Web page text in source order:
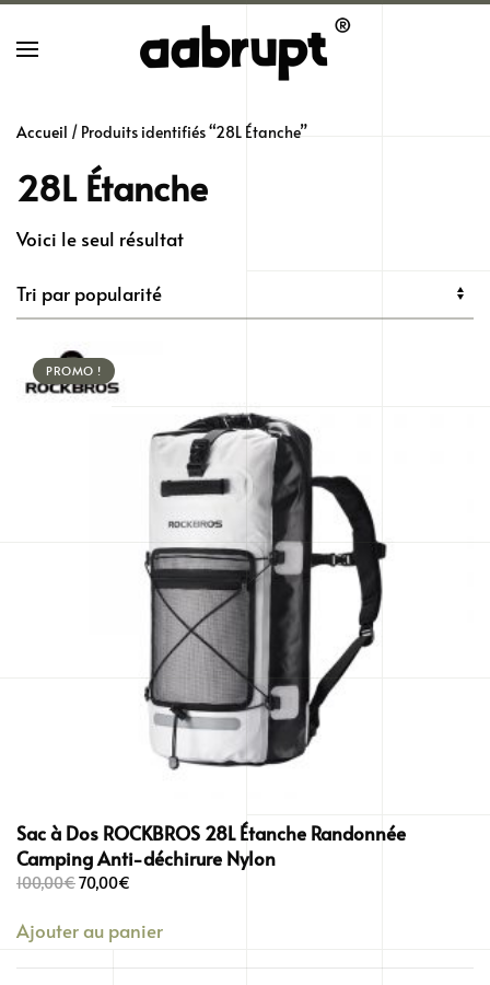
main
content
Accueil / Produits identifiés “28L Étanche”
28L Étanche
Voici le seul résultat
PROMO !
Sac à Dos ROCKBROS 28L Étanche Randonnée
Camping Anti-déchirure Nylon
100,00€Le
initial
100,00€.
70,00€
actuel
70,00€.
Ajouter au panier